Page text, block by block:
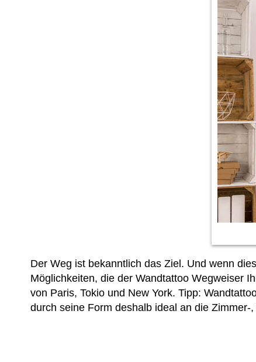
Der Weg ist bekanntlich das Ziel. Und wenn
Möglichkeiten, die der Wandtattoo Wegweiser
von Paris, Tokio und New York. Tipp:
durch seine Form deshalb ideal an die